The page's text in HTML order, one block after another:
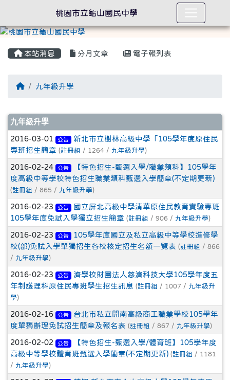
本站消息 分月文章 電子報列表
回首頁九年級升學
文章列表
九年級升學
2016-03-01 公告
新北市立樹林高級中學「105學年度原住民
專班招生簡章 (註冊組 / 1264 / 九年級升學)
2016-02-24 公告
【特色招生-甄選入學/職業類科】105學年
度高級中等學校特色招生職業類科甄選入學簡章(不定期更新)
(註冊組 / 865 / 九年級升學)
2016-02-23 公告
國立屏北高級中學清華原住民教育實驗專班
105學年度免試入學獨立招生簡章 (註冊組 / 906 / 九年級升學)
2016-02-23 公告
105學年度國立及私立高級中等學校進修學
校(部)免試入學單獨招生各校核定招生名額一覽表 (註冊組 / 866
/ 九年級升學)
2016-02-23 公告
濟學校財團法人慈濟科技大學105學年度五
年制護理科原住民專班學生招生訊息 (註冊組 / 1007 / 九年級升
學)
2016-02-16 公告
台北市私立開南高級商工職業學校105學年
度單獨辦理免試招生簡章及報名表 (註冊組 / 867 / 九年級升學)
2016-02-02 公告
【特色招生-甄選入學/體育班】105學年度
高級中等學校體育班甄選入學簡章(不定期更新) (註冊組 / 1181
/ 九年級升學)
桃園市立龜山國民中學